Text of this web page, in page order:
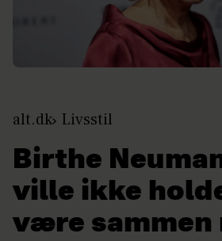
alt.dk Livsstil
Birthe
ville ikke
være sammen